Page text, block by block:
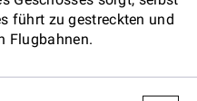
führt zu gestreckten und
Flugbahnen.